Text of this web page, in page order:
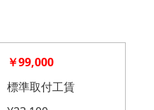
￥99,000
標準取付工賃